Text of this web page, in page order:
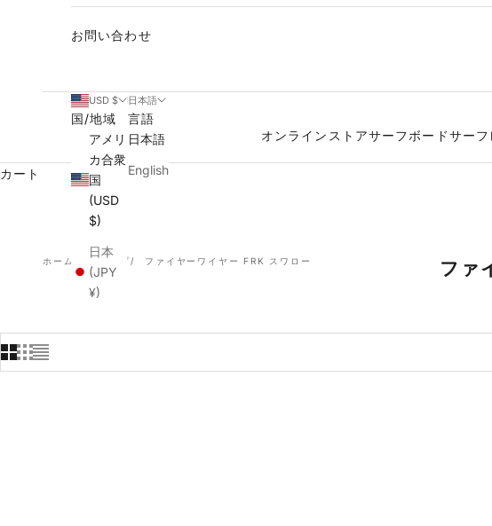
オンラインストアサーフボードサーフ
お問い合わせ
USD $
国/地域
アメリ
カ合衆
国
(USD
$)
日本
(JPY
¥)
日本語
言語
日本語
English
カート
ホーム ショップ ファイヤーワイヤー FRK スワロー ファ